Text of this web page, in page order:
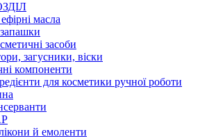
масла
засоби
загусники, віски
компоненти
для косметики ручної роботи
й емоленти